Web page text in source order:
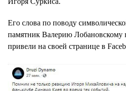
Его слова по поводу
памятник Валерию Лобановскому
привели на своей странице в